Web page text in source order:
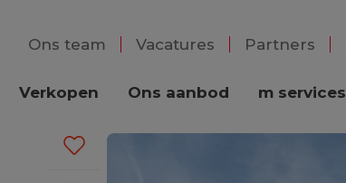
Ons team
Vacatures Partners
Verkopen Ons aanbod m services